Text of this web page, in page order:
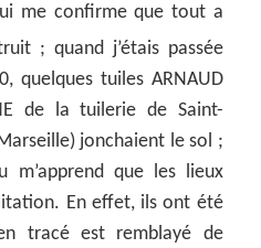
me confirme que tout a
; quand j’étais passée
quelques tuiles ARNAUD
de la tuilerie de Saint-
jonchaient le sol ;
m’apprend que les lieux
En effet, ils ont été
tracé est remblayé de